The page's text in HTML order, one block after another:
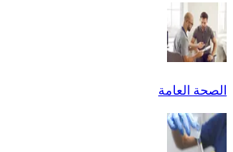
الصحة العامة